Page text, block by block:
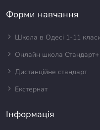
Форми навчання
Школа в Одесі 1-11
Онлайн школа Стандарт+
Дистанційне стандарт
Екстернат
Інформація